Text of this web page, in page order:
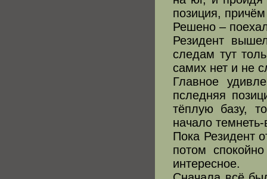
позиция,
Решено –
Резидент
следам тут
самих нет и не
Главное
пследняя
тёплую базу,
начало темнеть-
Пока Резидент
потом
интересное.